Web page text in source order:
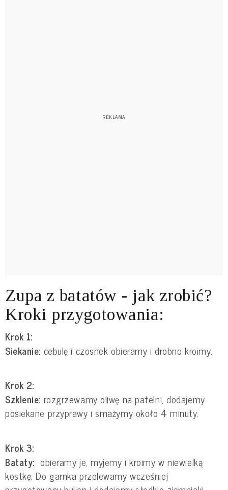
Zupa z batatów - jak zrobić?
Kroki przygotowania:
Krok 1:
Siekanie: cebulę i czosnek obieramy i drobno kroimy.
Krok 2:
Szklenie: rozgrzewamy oliwę na patelni, dodajemy
posiekane przyprawy i smażymy około 4 minuty.
Krok 3:
Bataty: obieramy je, myjemy i kroimy w niewielką
kostkę. Do garnka przelewamy wcześniej